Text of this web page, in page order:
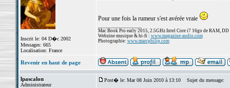
Inscrit le: 04 D�c 2002
Messages: 665
Localisation: France
Pour une fois la rumeur s'est avérée vraie
Mac Book Pro early 2015, 2.5GHz Intel Core i7 16go de RAM, DD
Webzine musique & hi-fi : www.magazine-audio.com
Photographie: www.marcphilip.com
Revenir en haut de page
lpascalon
Administrateur
Post� le: Mar 08 Juin 2010 à 13:10 Sujet du message: